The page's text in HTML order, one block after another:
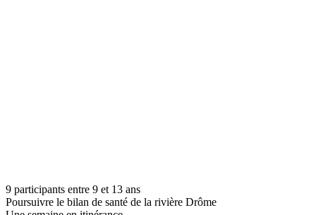
9 participants entre 9 et 13 ans
Poursuivre le bilan de santé de la rivière Drôme